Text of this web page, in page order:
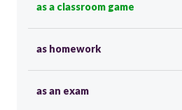
as a classroom game
as homework
as an exam